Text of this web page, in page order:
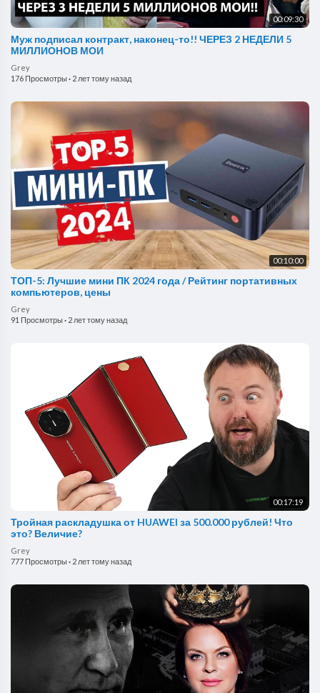
00:09:30
Муж подписал контракт, наконец-то!! ЧЕРЕЗ 2 НЕДЕЛИ 5
МИЛЛИОНОВ МОИ
Grey
176 Просмотры· 2 лет тому назад
00:10:00
ТОП-5: Лучшие мини ПК 2024 года / Рейтинг портативных
компьютеров, цены
Grey
91 Просмотры· 2 лет тому назад
00:17:19
Тройная раскладушка от HUAWEI за 500.000 рублей! Что
это? Величие?
Grey
777 Просмотры· 2 лет тому назад